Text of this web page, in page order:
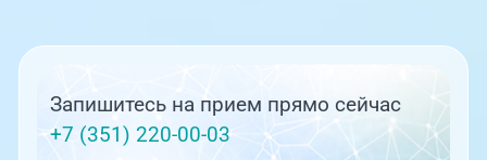
Запишитесь на прием прямо сейчас
+7 (351) 220-00-03